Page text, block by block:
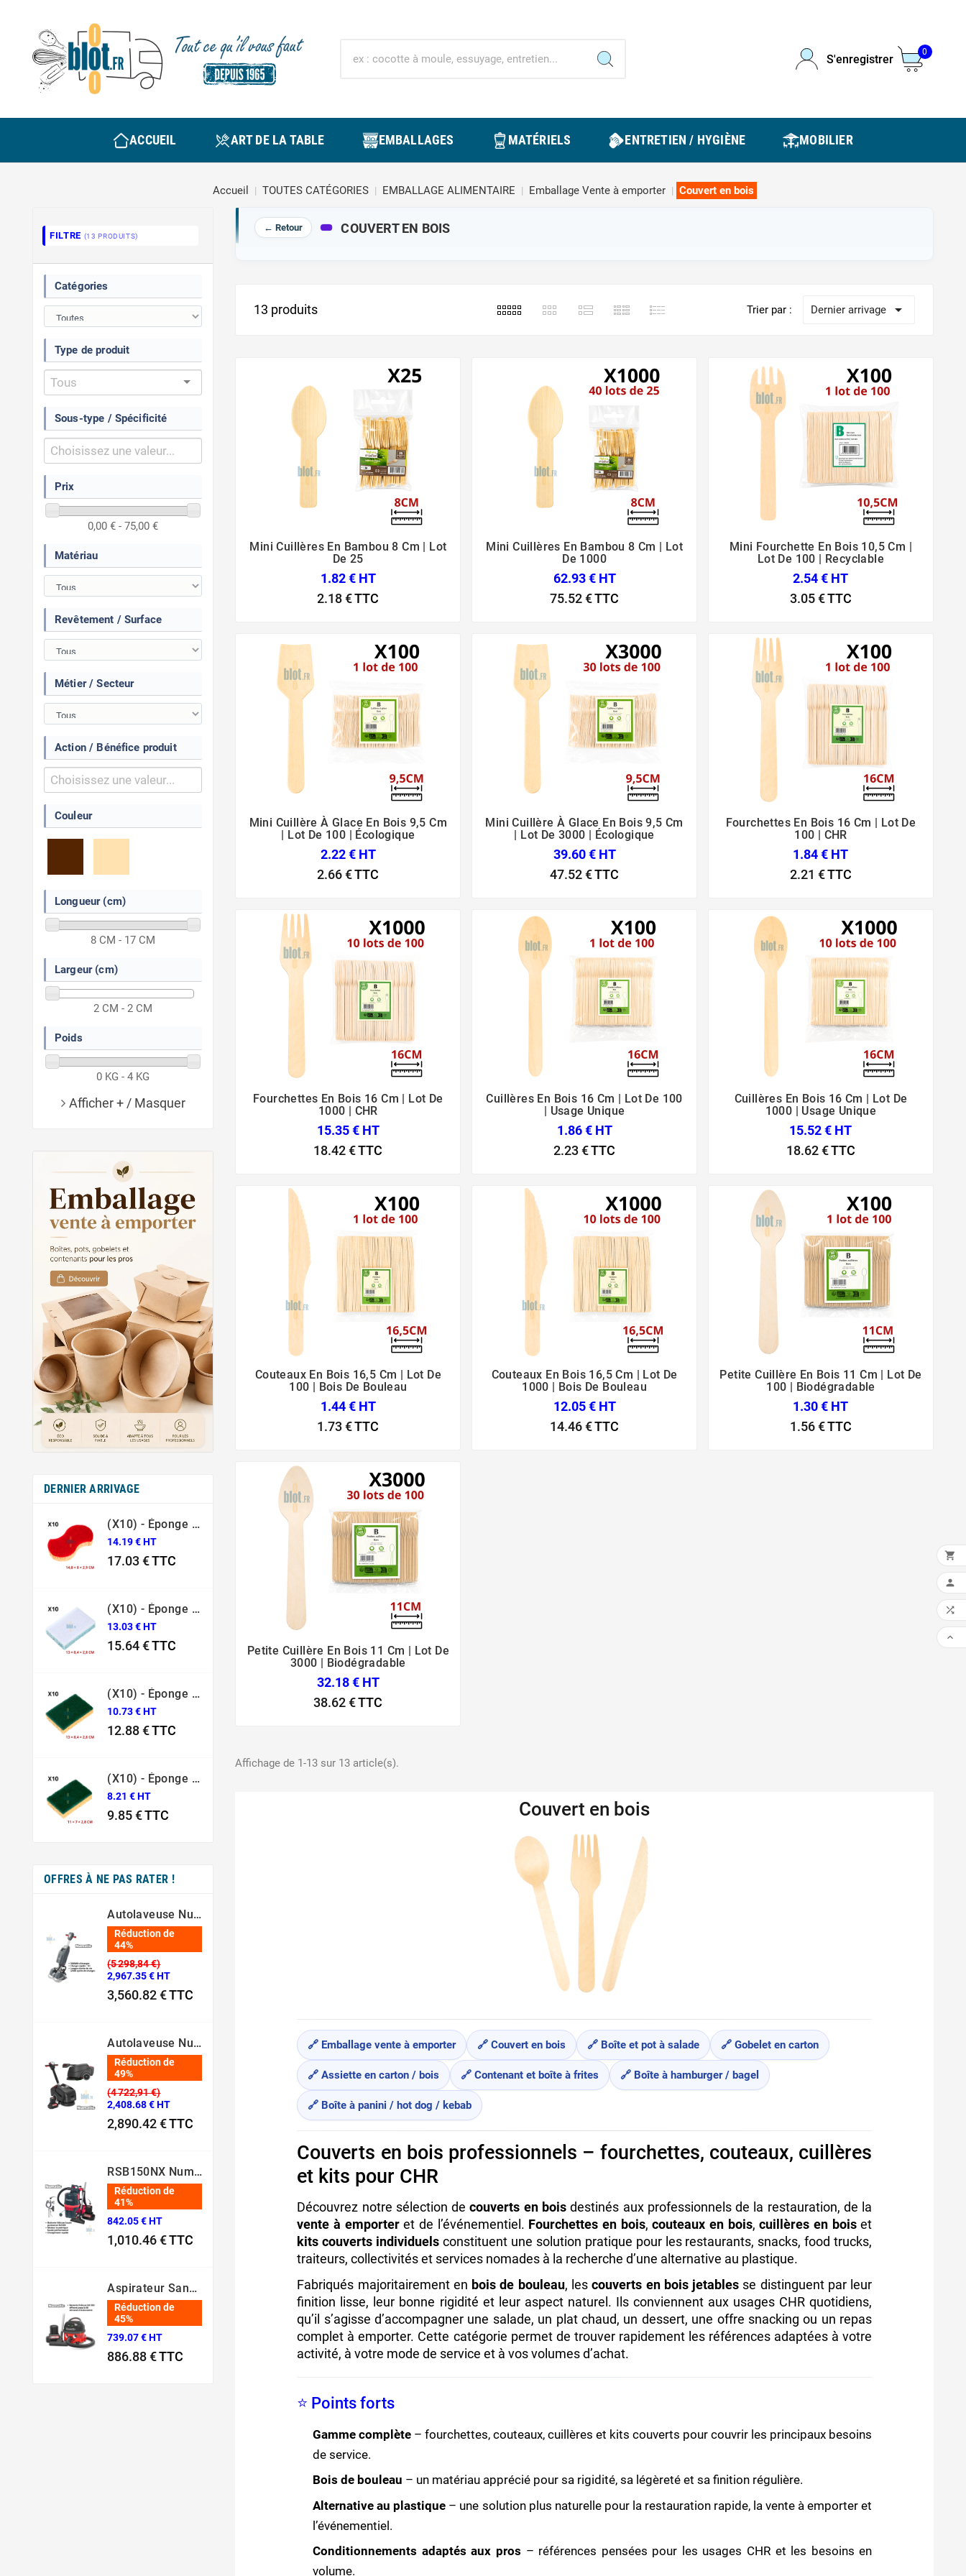
S'enregistrer
0
ACCUEIL ART DE LA TABLE EMBALLAGES MATÉRIELS ENTRETIEN / HYGIÈNE MOBILIER
Accueil TOUTES CATÉGORIES EMBALLAGE ALIMENTAIRE Emballage Vente à emporter Couvert en bois
FILTRE (13 PRODUITS)
Catégories
Type de produit
Sous-type / Spécificité
Prix
0,00 € - 75,00 €
Matériau
Revêtement / Surface
Métier / Secteur
Action / Bénéfice produit
Couleur
Longueur (cm)
8 CM - 17 CM
Largeur (cm)
2 CM - 2 CM
Poids
0 KG - 4 KG
Afficher + / Masquer
DERNIER ARRIVAGE
(X10) - Éponge Grattante Ergonomique Rouge Sponrex 92
14.19 € HT
17.03 €TTC
(X10) - Éponge Grattante Surface Fragile Bleue Sponrex 79
13.03 € HT
15.64 €TTC
(X10) - Éponge Grattante Professionnelle Sponrex 74
10.73 € HT
12.88 €TTC
(X10) - Éponge Grattante Professionnelle Sponrex 52
8.21 € HT
9.85 €TTC
OFFRES À NE PAS RATER !
Autolaveuse Numatic 244NX – [80 Min – 44 Cm – 36V]
Réduction de
44%
(5 298,84 €)
2,967.35 € HT
3,560.82 €TTC
Autolaveuse Numatic - TTB1840NX‑R – (Batterie 36 V, 18 L)
Réduction de
49%
(4 722,91 €)
2,408.68 € HT
2,890.42 €TTC
RSB150NX Numatic – Aspirateur Dorsal Pro [80 Min – 5L – 36V]
Réduction de
41%
842.05 € HT
1,010.46 €TTC
Aspirateur Sans Fil NBV 190 NX – Batterie 36V Professionnel
Réduction de
45%
739.07 € HT
886.88 €TTC
← Retour COUVERT EN BOIS
13 produits Trier par : Dernier arrivage 

Mini Cuillères En Bambou 8 Cm | Lot
De 25
1.82 € HT
2.18 €TTC

Mini Cuillères En Bambou 8 Cm | Lot
De 1000
62.93 € HT
75.52 €TTC
  
Mini Fourchette En Bois 10,5 Cm |
Lot De 100 | Recyclable
2.54 € HT
3.05 €TTC
  
Mini Cuillère À Glace En Bois 9,5 Cm
| Lot De 100 | Écologique
2.22 € HT
2.66 €TTC
  
Mini Cuillère À Glace En Bois 9,5 Cm
| Lot De 3000 | Écologique
39.60 € HT
47.52 €TTC
  
Fourchettes En Bois 16 Cm | Lot De
100 | CHR
1.84 € HT
2.21 €TTC
  
Fourchettes En Bois 16 Cm | Lot De
1000 | CHR
15.35 € HT
18.42 €TTC
  
Cuillères En Bois 16 Cm | Lot De 100
| Usage Unique
1.86 € HT
2.23 €TTC
  
Cuillères En Bois 16 Cm | Lot De
1000 | Usage Unique
15.52 € HT
18.62 €TTC
  
Couteaux En Bois 16,5 Cm | Lot De
100 | Bois De Bouleau
1.44 € HT
1.73 €TTC
  
Couteaux En Bois 16,5 Cm | Lot De
1000 | Bois De Bouleau
12.05 € HT
14.46 €TTC
  
Petite Cuillère En Bois 11 Cm | Lot De
100 | Biodégradable
1.30 € HT
1.56 €TTC
  
Petite Cuillère En Bois 11 Cm | Lot De
3000 | Biodégradable
32.18 € HT
38.62 €TTC
Affichage de 1-13 sur 13 article(s).
Couvert en bois
🔗 Emballage vente à emporter 🔗 Couvert en bois 🔗 Boîte et pot à salade 🔗 Gobelet en carton
🔗 Assiette en carton / bois 🔗 Contenant et boîte à frites 🔗 Boîte à hamburger / bagel
🔗 Boîte à panini / hot dog / kebab
Couverts en bois professionnels – fourchettes, couteaux, cuillères
et kits pour CHR
Découvrez notre sélection decouverts en boisdestinés aux professionnels de la restauration, de la
vente à emporteret de l’événementiel. Fourchettes en bois,couteaux en bois,cuillères en boiset
kits couverts individuels constituent une solution pratique pour les restaurants, snacks, food trucks,
traiteurs, collectivités et services nomades à la recherche d’une alternative au plastique.
Fabriqués majoritairement en bois de bouleau, lescouverts en bois jetables se distinguent par leur
finition lisse, leur bonne rigidité et leur aspect naturel. Ils conviennent aux usages CHR quotidiens,
qu’il s’agisse d’accompagner une salade, un plat chaud, un dessert, une offre snacking ou un repas
complet à emporter. Cette catégorie permet de trouver rapidement les références adaptées à votre
activité, à votre mode de service et à vos volumes d’achat.
⭐ Points forts
Gamme complète – fourchettes, couteaux, cuillères et kits couverts pour couvrir les principaux besoins
de service.
Bois de bouleau – un matériau apprécié pour sa rigidité, sa légèreté et sa finition régulière.
Alternative au plastique – une solution plus naturelle pour la restauration rapide, la vente à emporter et
l’événementiel.
Conditionnements adaptés aux pros – références pensées pour les usages CHR et les besoins en
volume.



